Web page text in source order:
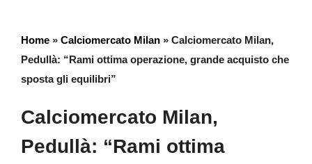
Home » Calciomercato Milan » Calciomercato Milan,
Pedullà: “Rami ottima operazione, grande acquisto che
sposta gli equilibri”
Calciomercato Milan,
Pedullà: “Rami ottima